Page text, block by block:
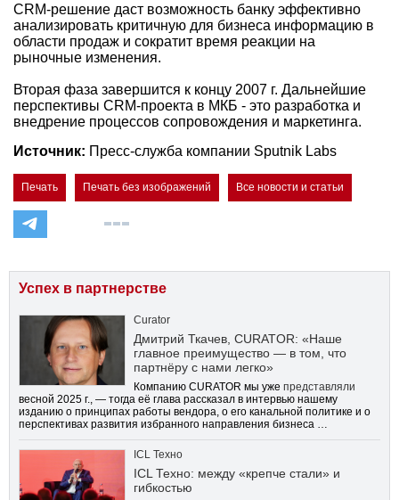
CRM-решение даст возможность банку эффективно
анализировать критичную для бизнеса информацию в
области продаж и сократит время реакции на
рыночные изменения.
Вторая фаза завершится к концу 2007 г. Дальнейшие
перспективы CRM-проекта в МКБ - это разработка и
внедрение процессов сопровождения и маркетинга.
Источник: Пресс-служба компании Sputnik Labs
Печать Печать без изображений Все новости и статьи
Успех в партнерстве
Curator
Дмитрий Ткачев, CURATOR: «Наше
главное преимущество — в том, что
партнёру с нами легко»
Компанию CURATOR мы уже представляли
весной 2025 г., — тогда её глава рассказал в интервью нашему
изданию о принципах работы вендора, о его канальной политике и о
перспективах развития избранного направления бизнеса …
ICL Техно
ICL Техно: между «крепче стали» и
гибкостью